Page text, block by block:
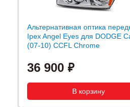
Альтернативная оптика
Ipex Angel Eyes для DODGE
(07-10) CCFL Chrome
36 900